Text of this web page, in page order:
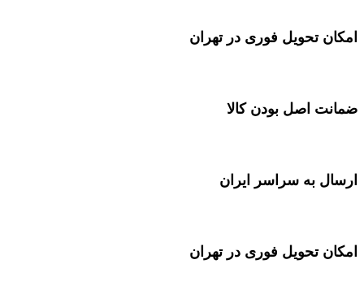
امکان تحویل فوری در تهران
ضمانت اصل بودن کالا
ارسال به سراسر ایران
امکان تحویل فوری در تهران